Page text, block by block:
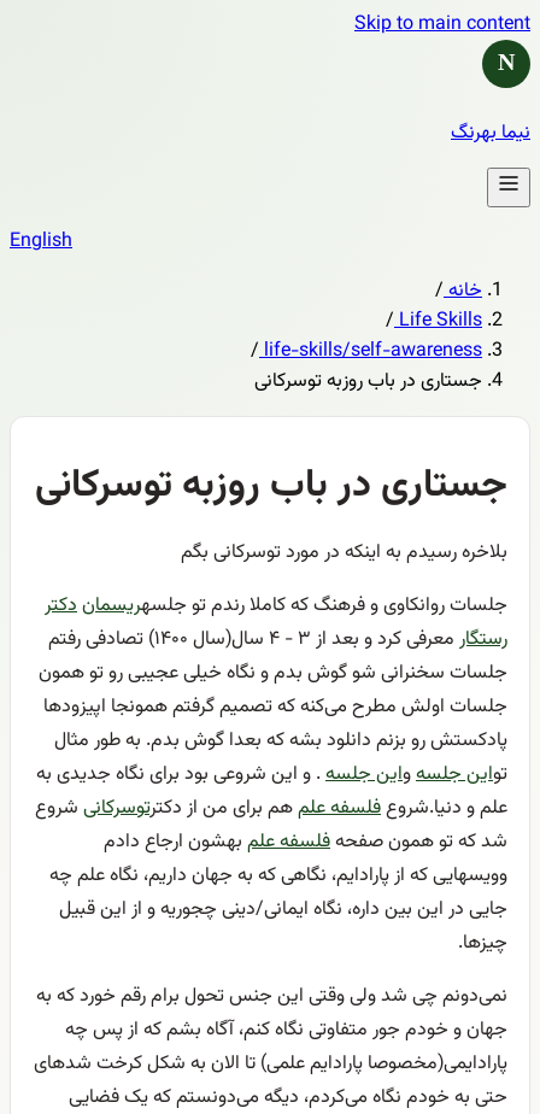
Skip to main content
N
نیما بهرنگ
English
خانه/
Life Skills
/
life-skills/self-awareness
/
جستاری در باب روزبه توسرکانی
جستاری در باب روزبه توسرکانی
بلاخره رسیدم به اینکه در مورد توسرکانی بگم
جلسات روانکاوی و فرهنگ که کاملا رندم تو جلسهریسماندکتر
رستگار
معرفی کرد و بعد از ۳ - ۴ سال(سال ۱۴۰۰) تصادفی رفتم
جلسات سخنرانی شو گوش بدم و نگاه خیلی عجیبی رو تو همون
جلسات اولش مطرح می‌کنه که تصمیم گرفتم همونجا اپیزود‌ها
پادکستش رو بزنم دانلود بشه که بعدا گوش بدم. به طور مثال
تواین جلسهواین جلسه . و این شروعی بود برای نگاه جدیدی به
علم و دنیا.شروعفلسفه علمهم برای من از دکترتوسرکانی شروع
شد که تو همون صفحهفلسفه علم بهشون ارجاع دادم
وویسهایی که از پارادایم، نگاهی که به جهان داریم، نگاه علم چه
جایی در این بین داره، نگاه ایمانی/دینی چجوریه و از این قبیل
چیزها.
نمی‌دونم چی شد ولی وقتی این جنس تحول برام رقم خورد که به
جهان و خودم جور متفاوتی نگاه کنم، آگاه بشم که از پس چه
پارادایمی(مخصوصا پارادایم علمی) تا الان به شکل کرخت شدهای
حتی به خودم نگاه می‌کردم، دیگه می‌دونستم که یک فضایی